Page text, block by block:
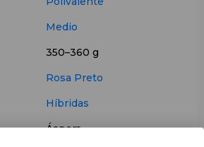
Medio
350–360 g
Rosa Preto
Híbridas
Áspera